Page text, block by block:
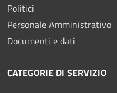
Politici
Personale Amministrativo
Documenti e dati
CATEGORIE DI SERVIZIO